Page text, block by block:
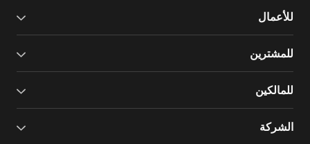
للأعمال
للمشترين
للمالكين
الشركة